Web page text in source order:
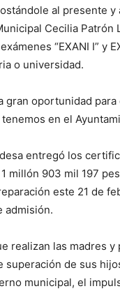
al presente
Cecilia Patrón
“EXANI I” y
o universidad.
gran oportunidad
en el
entregó los
millón 903 mil 197
este 21 de
admisión.
realizan las madres y
superación de sus
municipal, el